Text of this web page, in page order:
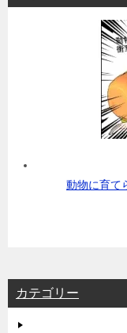
動物に育て
カテゴリー